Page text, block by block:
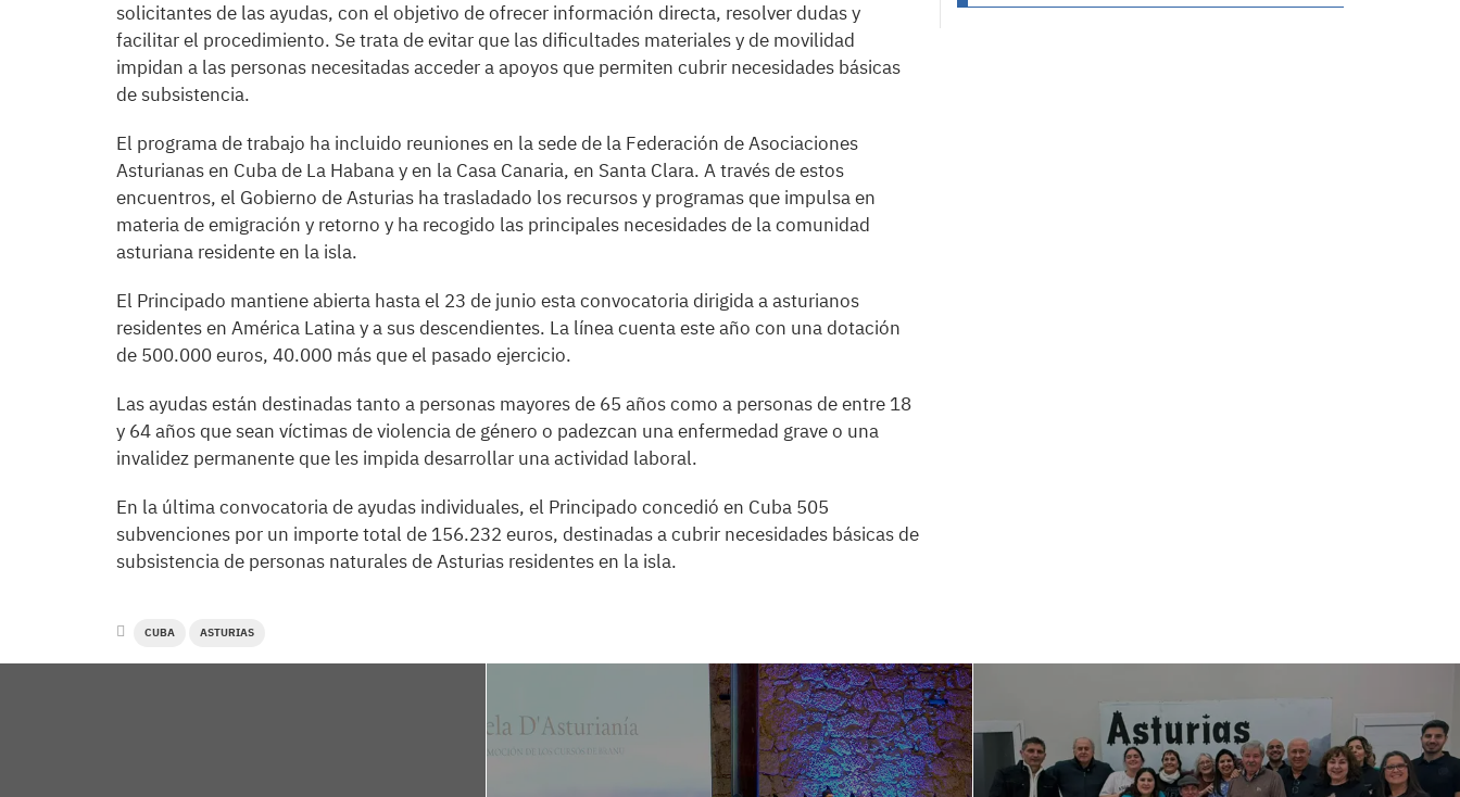
solicitantes de las ayudas, con el objetivo de ofrecer información directa, resolver dudas y
facilitar el procedimiento. Se trata de evitar que las dificultades materiales y de movilidad
impidan a las personas necesitadas acceder a apoyos que permiten cubrir necesidades básicas
de subsistencia.
El programa de trabajo ha incluido reuniones en la sede de la Federación de Asociaciones
Asturianas en Cuba de La Habana y en la Casa Canaria, en Santa Clara. A través de estos
encuentros, el Gobierno de Asturias ha trasladado los recursos y programas que impulsa en
materia de emigración y retorno y ha recogido las principales necesidades de la comunidad
asturiana residente en la isla.
El Principado mantiene abierta hasta el 23 de junio esta convocatoria dirigida a asturianos
residentes en América Latina y a sus descendientes. La línea cuenta este año con una dotación
de 500.000 euros, 40.000 más que el pasado ejercicio.
Las ayudas están destinadas tanto a personas mayores de 65 años como a personas de entre 18
y 64 años que sean víctimas de violencia de género o padezcan una enfermedad grave o una
invalidez permanente que les impida desarrollar una actividad laboral.
En la última convocatoria de ayudas individuales, el Principado concedió en Cuba 505
subvenciones por un importe total de 156.232 euros, destinadas a cubrir necesidades básicas de
subsistencia de personas naturales de Asturias residentes en la isla.
CUBA ASTURIAS